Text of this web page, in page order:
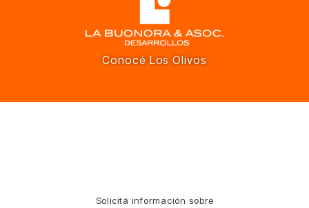
Conocé Los Olivos
Solicitá información sobre